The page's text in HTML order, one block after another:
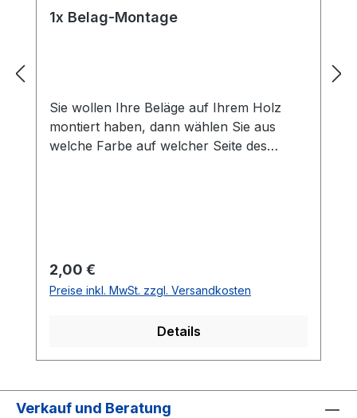
1x Belag-Montage
Sie wollen Ihre Beläge auf Ihrem Holz
montiert haben, dann wählen Sie aus
welche Farbe auf welcher Seite des
inklusive.Bei den Komplettschläger
müssen Sie KEINE Belag-Montage mit in
Regulärer Preis:
2,00 €
Preise inkl. MwSt. zzgl. Versandkosten
Details
Verkauf und Beratung